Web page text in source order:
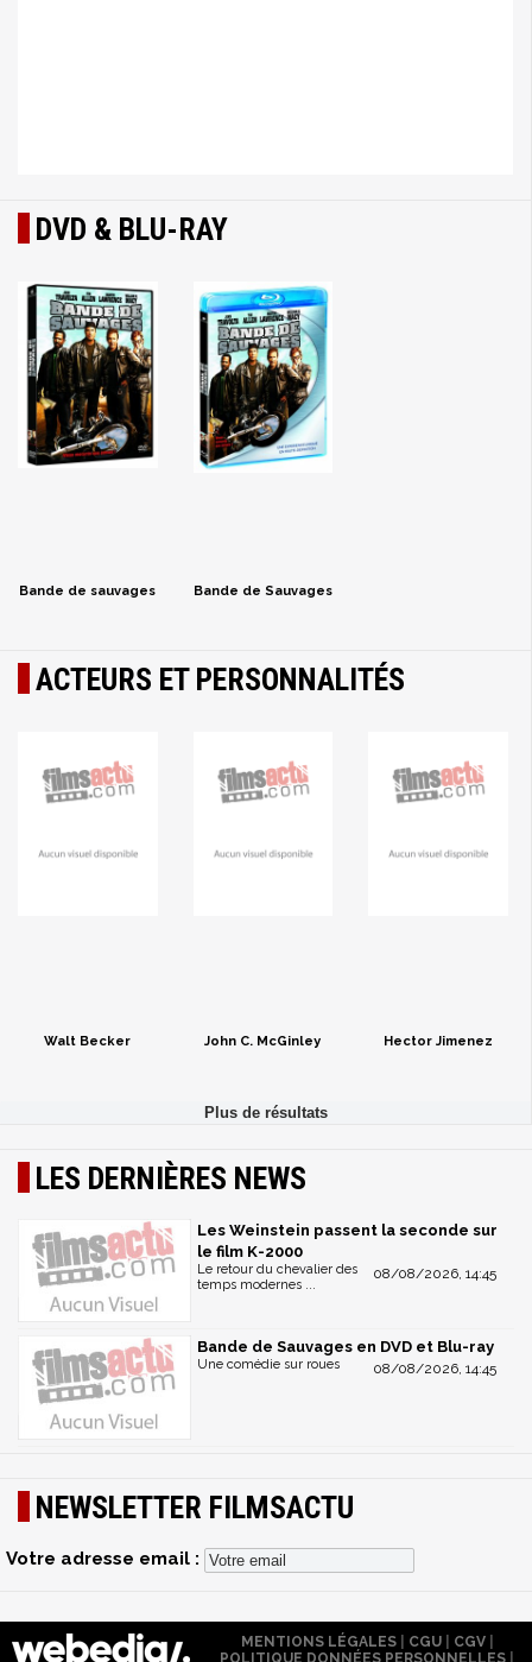
DVD & BLU-RAY
Bande de sauvages Bande de Sauvages
ACTEURS ET PERSONNALITÉS
Walt Becker John C. McGinley Hector Jimenez
LES DERNIÈRES NEWS
Les Weinstein passent la seconde sur
le film K-2000
08/08/2026, 14:45
Le retour du chevalier des
temps modernes ...
Bande de Sauvages en DVD et Blu-ray
08/08/2026, 14:45
Une comédie sur roues
NEWSLETTER FILMSACTU
Votre adresse email :
MENTIONS LÉGALES| CGU| CGV|
POLITIQUE DONNÉES PERSONNELLES